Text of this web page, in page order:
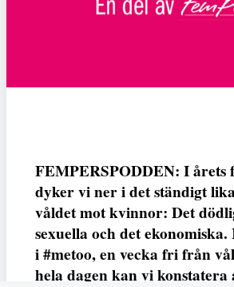
FEMPERSPODDEN: I årets
dyker vi ner i det ständigt
våldet mot kvinnor: Det
sexuella och det ekonomiska.
i #metoo, en vecka fri från
hela dagen kan vi konstatera